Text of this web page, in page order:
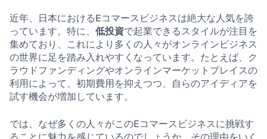
近年、日本におけるEコマースビジネスは絶大な人気を誇
っています。特に、 低投資で起業できるスタイルが注目を
集めており、これにより多くの人々がオンラインビジネス
の世界に足を踏み入れやすくなっています。たとえば、ク
ラウドファンディングやオンラインマーケットプレイスの
利用によって、初期費用を抑えつつ、自らのアイディアを
試す機会が増加しています。
では、なぜ多くの人々がこのEコマースビジネスに挑戦す
ることに魅力を感じているのでしょうか。その理由をいく